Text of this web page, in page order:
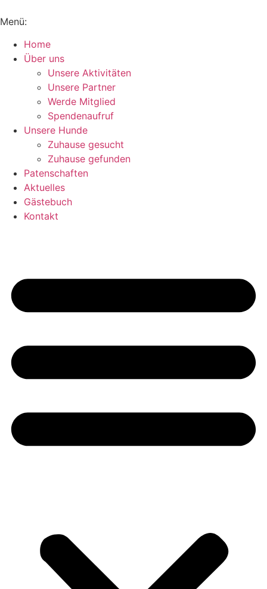
Menü:
Home
Über uns
Unsere Aktivitäten
Unsere Partner
Werde Mitglied
Spendenaufruf
Unsere Hunde
Zuhause gesucht
Zuhause gefunden
Patenschaften
Aktuelles
Gästebuch
Kontakt